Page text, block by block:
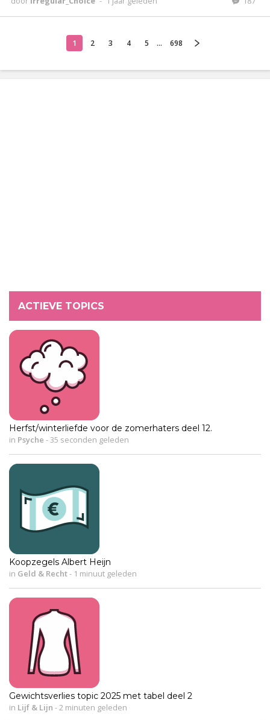
1 2 3 4 5 ... 698
ACTIEVE TOPICS
Herfst/winterliefde voor de zomerhaters deel 12.
in Psyche - 35 seconden geleden
Koopzegels Albert Heijn
in Geld & Recht- 1 minuut geleden
Gewichtsverlies topic 2025 met tabel deel 2
in Lijf & Lijn - 2 minuten geleden